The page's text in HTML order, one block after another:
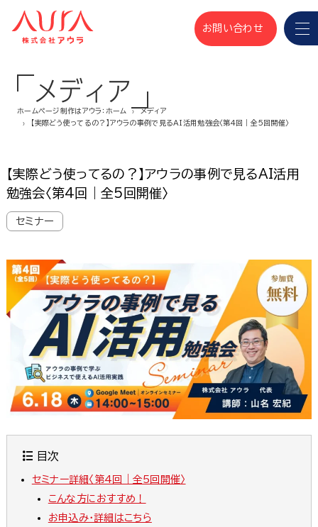
お問い合わせ
メディア
ホームページ制作はアウラ：ホーム
メディア
【実際どう使ってるの？】アウラの事例で見るAI活用勉強会〈第4回｜全5回開催〉
【実際どう使ってるの？】アウラの事例で見るAI活用
勉強会〈第4回｜全5回開催〉
セミナー
目次
セミナー詳細〈第4回｜全5回開催〉
こんな方におすすめ！
お申込み・詳細はこちら